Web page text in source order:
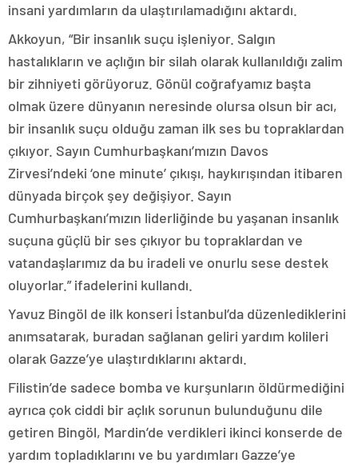
insani yardımların da ulaştırılamadığını aktardı.
Akkoyun, “Bir insanlık suçu işleniyor. Salgın
hastalıkların ve açlığın bir silah olarak kullanıldığı zalim
bir zihniyeti görüyoruz. Gönül coğrafyamız başta
olmak üzere dünyanın neresinde olursa olsun bir acı,
bir insanlık suçu olduğu zaman ilk ses bu topraklardan
çıkıyor. Sayın Cumhurbaşkanı’mızın Davos
Zirvesi’ndeki ‘one minute’ çıkışı, haykırışından itibaren
dünyada birçok şey değişiyor. Sayın
Cumhurbaşkanı’mızın liderliğinde bu yaşanan insanlık
suçuna güçlü bir ses çıkıyor bu topraklardan ve
vatandaşlarımız da bu iradeli ve onurlu sese destek
oluyorlar.” ifadelerini kullandı.
Yavuz Bingöl de ilk konseri İstanbul’da düzenlediklerini
anımsatarak, buradan sağlanan geliri yardım kolileri
olarak Gazze’ye ulaştırdıklarını aktardı.
Filistin’de sadece bomba ve kurşunların öldürmediğini
ayrıca çok ciddi bir açlık sorunun bulunduğunu dile
getiren Bingöl, Mardin’de verdikleri ikinci konserde de
yardım topladıklarını ve bu yardımları Gazze’ye